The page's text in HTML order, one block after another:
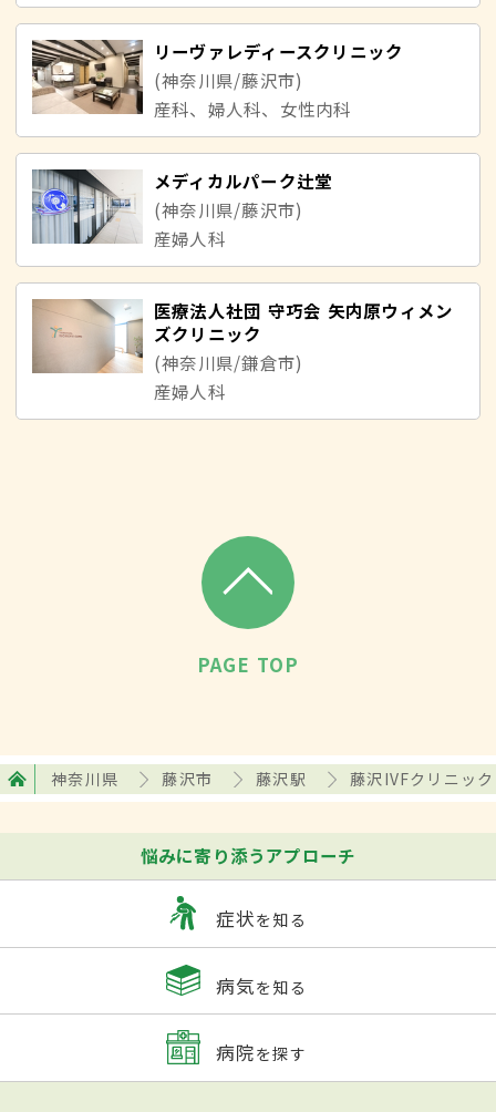
リーヴァレディースクリニック
(神奈川県/藤沢市)
産科、婦人科、女性内科
メディカルパーク辻堂
(神奈川県/藤沢市)
産婦人科
医療法人社団 守巧会 矢内原ウィメン
ズクリニック
(神奈川県/鎌倉市)
産婦人科
PAGE TOP
神奈川県 藤沢市 藤沢駅 藤沢IVFクリニック
悩みに寄り添うアプローチ
症状を知る
病気を知る
病院を探す